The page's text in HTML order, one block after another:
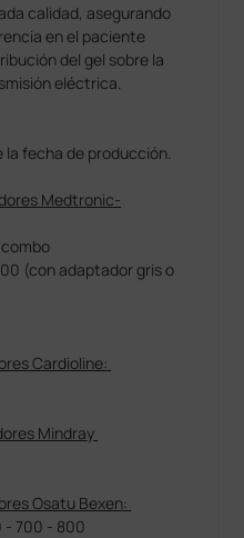
calidad, asegurando
en el paciente
del gel sobre la
eléctrica.
fecha de producción.
Medtronic-
(con adaptador gris o
Cardioline:
Mindray
Osatu Bexen:
- 700 - 800